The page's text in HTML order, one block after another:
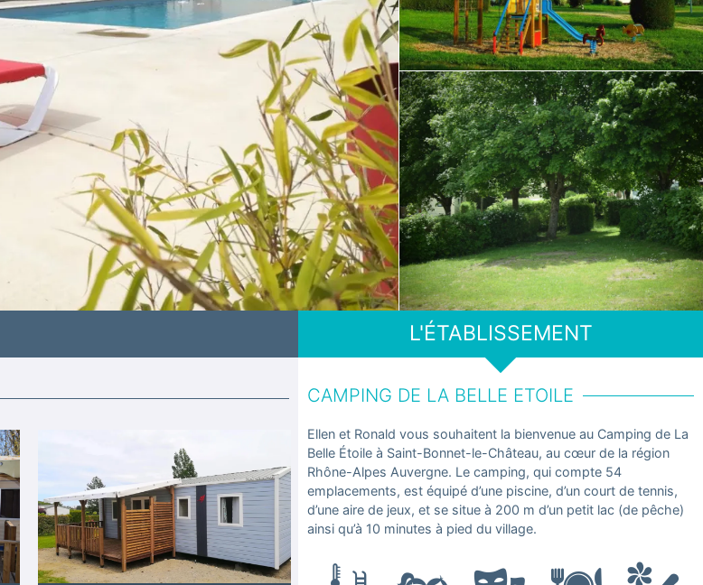
L'ÉTABLISSEMENT
CAMPING DE LA BELLE ETOILE
Ellen et Ronald vous souhaitent la bienvenue au Camping de La
Belle Étoile à Saint-Bonnet-le-Château, au cœur de la région
Rhône-Alpes Auvergne. Le camping, qui compte 54
emplacements, est équipé d’une piscine, d’un court de tennis,
d’une aire de jeux, et se situe à 200 m d’un petit lac (de pêche)
ainsi qu’à 10 minutes à pied du village.